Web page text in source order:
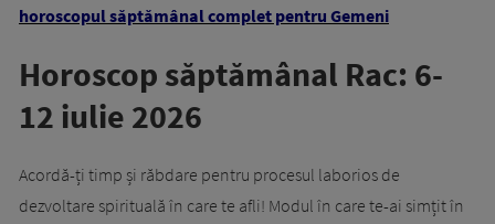
horoscopul săptămânal complet pentru Gemeni
Horoscop săptămânal Rac: 6-
12 iulie 2026
Acordă-ți timp și răbdare pentru procesul laborios de
dezvoltare spirituală în care te afli! Modul în care te-ai simțit în